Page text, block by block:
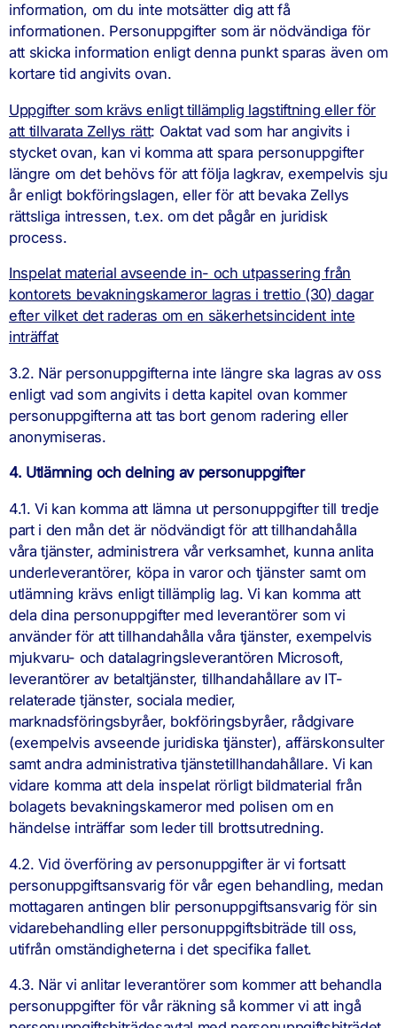
information, om du inte motsätter dig att få
informationen. Personuppgifter som är nödvändiga för
att skicka information enligt denna punkt sparas även om
kortare tid angivits ovan.
Uppgifter som krävs enligt tillämplig lagstiftning eller för
att tillvarata Zellys rätt: Oaktat vad som har angivits i
stycket ovan, kan vi komma att spara personuppgifter
längre om det behövs för att följa lagkrav, exempelvis sju
år enligt bokföringslagen, eller för att bevaka Zellys
rättsliga intressen, t.ex. om det pågår en juridisk
process.
Inspelat material avseende in- och utpassering från
kontorets bevakningskameror lagras i trettio (30) dagar
efter vilket det raderas om en säkerhetsincident inte
inträffat
3.2. När personuppgifterna inte längre ska lagras av oss
enligt vad som angivits i detta kapitel ovan kommer
personuppgifterna att tas bort genom radering eller
anonymiseras.
4. Utlämning och delning av personuppgifter
4.1. Vi kan komma att lämna ut personuppgifter till tredje
part i den mån det är nödvändigt för att tillhandahålla
våra tjänster, administrera vår verksamhet, kunna anlita
underleverantörer, köpa in varor och tjänster samt om
utlämning krävs enligt tillämplig lag. Vi kan komma att
dela dina personuppgifter med leverantörer som vi
använder för att tillhandahålla våra tjänster, exempelvis
mjukvaru- och datalagringsleverantören Microsoft,
leverantörer av betaltjänster, tillhandahållare av IT-
relaterade tjänster, sociala medier,
marknadsföringsbyråer, bokföringsbyråer, rådgivare
(exempelvis avseende juridiska tjänster), affärskonsulter
samt andra administrativa tjänstetillhandahållare. Vi kan
vidare komma att dela inspelat rörligt bildmaterial från
bolagets bevakningskameror med polisen om en
händelse inträffar som leder till brottsutredning.
4.2. Vid överföring av personuppgifter är vi fortsatt
personuppgiftsansvarig för vår egen behandling, medan
mottagaren antingen blir personuppgiftsansvarig för sin
vidarebehandling eller personuppgiftsbiträde till oss,
utifrån omständigheterna i det specifika fallet.
4.3. När vi anlitar leverantörer som kommer att behandla
personuppgifter för vår räkning så kommer vi att ingå